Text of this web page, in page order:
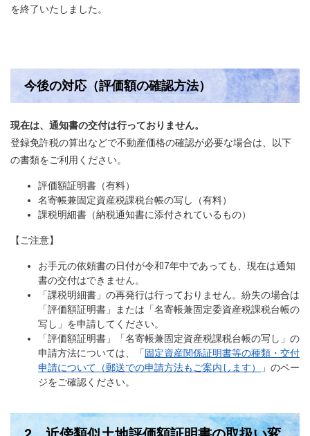
を終了いたしました。
今後の対応（評価額の確認方法）
現在は、通知書の交付は行っておりません。
登録免許税の算出などで不動産価格の確認が必要な場合は、以下
の書類をご利用ください。
評価額証明書（有料）
名寄帳兼固定資産税課税台帳の写し（有料）
課税明細書（納税通知書に添付されているもの）
【ご注意】
お手元の依頼書の日付が令和7年中であっても、現在は通知
書の交付はできません。
「課税明細書」の再発行は行っておりません。紛失の場合は
「評価額証明書」または「名寄帳兼固定委資産税課税台帳の
写し」を申請してください。
「評価額証明書」「名寄帳兼固定資産税課税台帳の写し」の
申請方法については、「 固定資産関係証明書等の種類・交付
申請について（郵送での申請方法もご案内します）
」のペー
ジをご確認ください。